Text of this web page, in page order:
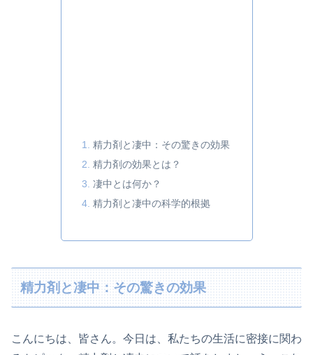
精力剤と凄中：その驚きの効果
精力剤の効果とは？
凄中とは何か？
精力剤と凄中の科学的根拠
精力剤と凄中：その驚きの効果
こんにちは、皆さん。今日は、私たちの生活に密接に関わ